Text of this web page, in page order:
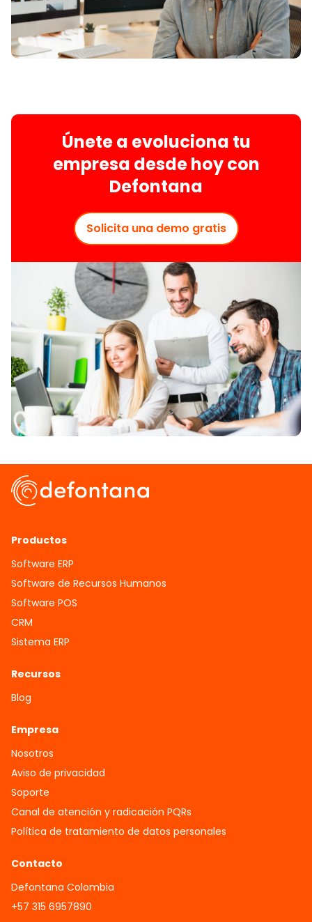
Únete a evoluciona tu
empresa desde hoy con
Defontana
Solicita una demo gratis
Productos
Software ERP
Software de Recursos Humanos
Software POS
CRM
Sistema ERP
Recursos
Blog
Empresa
Nosotros
Aviso de privacidad
Soporte
Canal de atención y radicación PQRs
Política de tratamiento de datos personales
Contacto
Defontana Colombia
+57 315 6957890